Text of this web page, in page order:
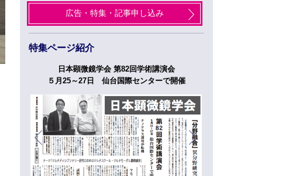
広告・特集・記事申し込み
特集ページ紹介
日本顕微鏡学会 第82回学術講演会
５月25～27日 仙台国際センターで開催